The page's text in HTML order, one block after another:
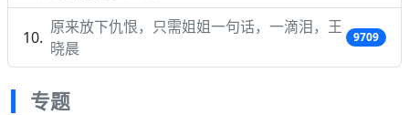
原来放下仇恨，只需姐姐一句话，一滴泪，王
晓晨
9709
专题